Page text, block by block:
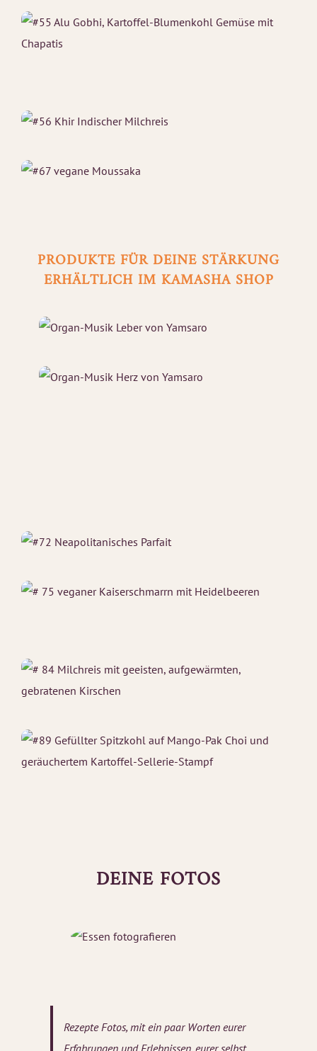
PRODUKTE FÜR DEINE STÄRKUNG
ERHÄLTLICH IM KAMASHA SHOP
DEINE FOTOS
Rezepte Fotos, mit ein paar Worten eurer